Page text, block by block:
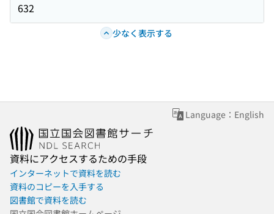
632
少なく表示する
Language：English
資料にアクセスするための手段
インターネットで資料を読む
資料のコピーを入手する
図書館で資料を読む